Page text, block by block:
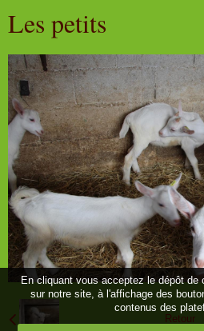
Les petits
Retour
En cliquant vous acceptez le dépôt
sur notre site, à l'affichage des
contenus des